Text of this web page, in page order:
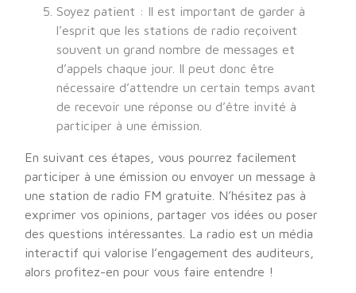
Soyez patient : Il est important de garder à
l’esprit que les stations de radio reçoivent
souvent un grand nombre de messages et
d’appels chaque jour. Il peut donc être
nécessaire d’attendre un certain temps avant
de recevoir une réponse ou d’être invité à
participer à une émission.
En suivant ces étapes, vous pourrez facilement
participer à une émission ou envoyer un message à
une station de radio FM gratuite. N’hésitez pas à
exprimer vos opinions, partager vos idées ou poser
des questions intéressantes. La radio est un média
interactif qui valorise l’engagement des auditeurs,
alors profitez-en pour vous faire entendre !